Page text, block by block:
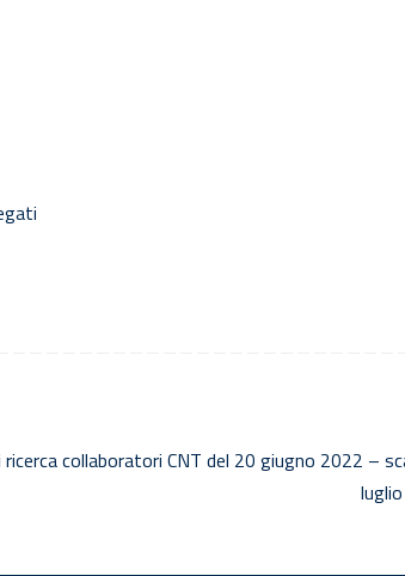
ricerca collaboratori CNT del 20 giugno 2022 –